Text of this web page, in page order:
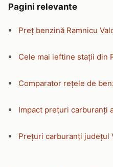
Pagini relevante
Preț benzină Ramnicu
Cele mai ieftine stații din
Comparator rețele de
Impact prețuri carburanți
Prețuri carburanți județul